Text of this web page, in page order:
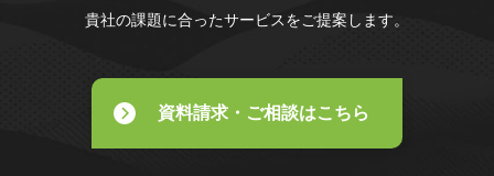
貴社の課題に合ったサービスをご提案します。
資料請求・ご相談はこちら